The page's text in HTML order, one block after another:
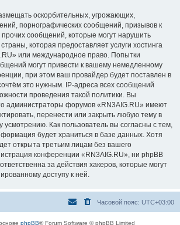
оскорбительных, угрожающих,
порнографических сообщений, призывов к
сообщений, которые могут нарушить
которая предоставляет услуги хостинга
или международное право. Попытки
могут привести к вашему немедленному
при этом ваш провайдер будет поставлен в
это нужным. IP-адреса всех сообщений
проведения такой политики. Вы
администраторы форумов «RN3AIG.RU» имеют
перенести или закрыть любую тему в
Как пользователь вы согласны с тем,
будет храниться в базе данных. Хотя
открыта третьим лицам без вашего
конференции «RN3AIG.RU», ни phpBB
за действия хакеров, которые могут
доступу к ней.
Часовой пояс: UTC+03:00
phpBB® Forum Software © phpBB Limited